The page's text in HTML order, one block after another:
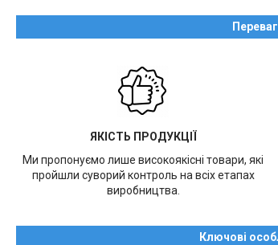
ЯКІСТЬ ПРОДУКЦІЇ
Ми пропонуємо лише високоякісні товари, які
пройшли суворий контроль на всіх етапах
виробництва.
Ключові